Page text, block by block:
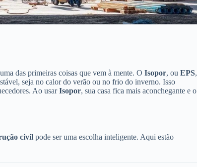
das primeiras coisas que vem à mente. O Isopor, ou EPS,
seja no calor do verão ou no frio do inverno. Isso
Ao usarIsopor, sua casa fica mais aconchegante e o
civil pode ser uma escolha inteligente. Aqui estão